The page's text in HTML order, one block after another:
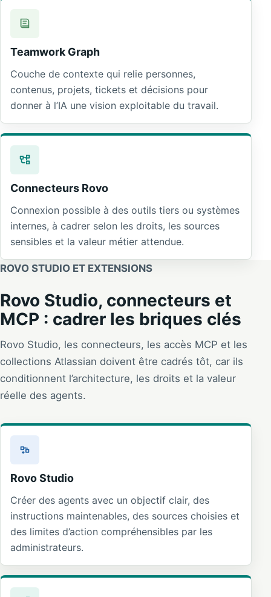
Teamwork Graph
Couche de contexte qui relie personnes,
contenus, projets, tickets et décisions pour
donner à l’IA une vision exploitable du travail.
Connecteurs Rovo
Connexion possible à des outils tiers ou systèmes
internes, à cadrer selon les droits, les sources
sensibles et la valeur métier attendue.
ROVO STUDIO ET EXTENSIONS
Rovo Studio, connecteurs et
MCP : cadrer les briques clés
Rovo Studio, les connecteurs, les accès MCP et les
collections Atlassian doivent être cadrés tôt, car ils
conditionnent l’architecture, les droits et la valeur
réelle des agents.
Rovo Studio
Créer des agents avec un objectif clair, des
instructions maintenables, des sources choisies et
des limites d’action compréhensibles par les
administrateurs.